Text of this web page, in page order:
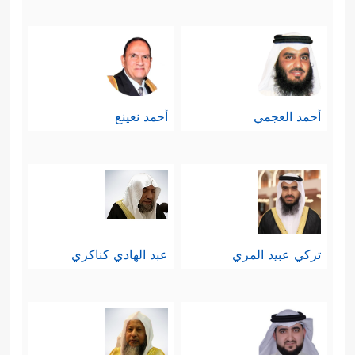
مِنۡهُمۡ رُعۡبࣰا﴾
سابعًا: ثم إن الله بعَثَهم ليكونوا آيةً على
إرادة الله المطلقة، وقدرته الظاهرة
﴿وَكَذَ ٰ⁠لِكَ أَعۡثَرۡنَا عَلَیۡهِمۡ
لِیَعۡلَمُوۤاْ أَنَّ وَعۡدَ ٱللَّهِ حَقࣱّ وَأَنَّ ٱلسَّاعَةَ لَا رَیۡبَ فِیهَاۤ﴾
ثامنًا: إنّهم ظنُّوا أنّهم لم يلبثوا في
الأجيال
﴿قَالَ قَاۤىِٕلࣱ مِّنۡهُمۡ كَمۡ لَبِثۡتُمۡۖ قَالُواْ لَبِثۡنَا یَوۡمًا أَوۡ
بَعۡضَ یَوۡمࣲۚ﴾
؛ ولذلك كانوا خائفين حذرين
أحمد العجمي أحمد نعينع
تركي عبيد المري عبد الهادي كناكري